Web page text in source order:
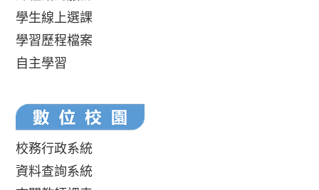
學生線上選課
學習歷程檔案
自主學習
校務行政系統
資料查詢系統